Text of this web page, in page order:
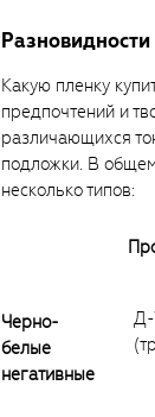
Какую пленку
предпочтений и
различающихся
подложки. В
несколько типов:
Черно-
белые
негативные